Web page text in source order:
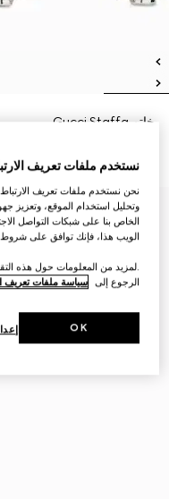
خاتم Gucci Staffa
نستخدم ملفات تعريف
نحن نستخدم ملفات تعريف الارتباط
وتحليل استخدام الموقع، وتعزيز
الخاص بنا على شبكات التواصل
الويب هذا، فإنك توافق على شروط
.لمزيد من المعلومات حول هذه
الرجوع إلى سياسة ملفات تعريف
OK